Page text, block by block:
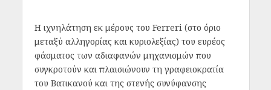
Η ιχνηλάτηση εκ μέρους του Ferreri (στο όριο
μεταξύ αλληγορίας και κυριολεξίας) του ευρέος
φάσματος των αδιαφανών μηχανισμών που
συγκροτούν και πλαισιώνουν τη γραφειοκρατία
του Βατικανού και της στενής συνύφανσης